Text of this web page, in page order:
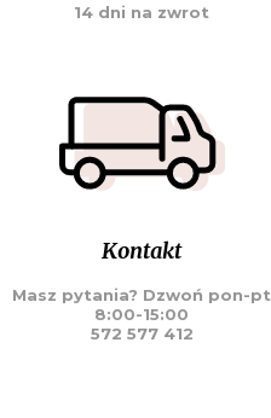
14 dni na zwrot
Kontakt
Masz pytania? Dzwoń pon-pt
8:00-15:00
572 577 412